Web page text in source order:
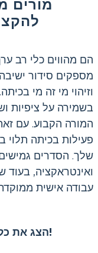
מורים
הם מהווים כלי רב
מספקים סידור
וזיהוי מי זה מי
בשמירה על ציפיות
המורה הקבוע. עם
פעילות בכיתה תלוי
שלך. הסדרים
ואינטראקציה, בעוד
עבודה אישית
הצג את!